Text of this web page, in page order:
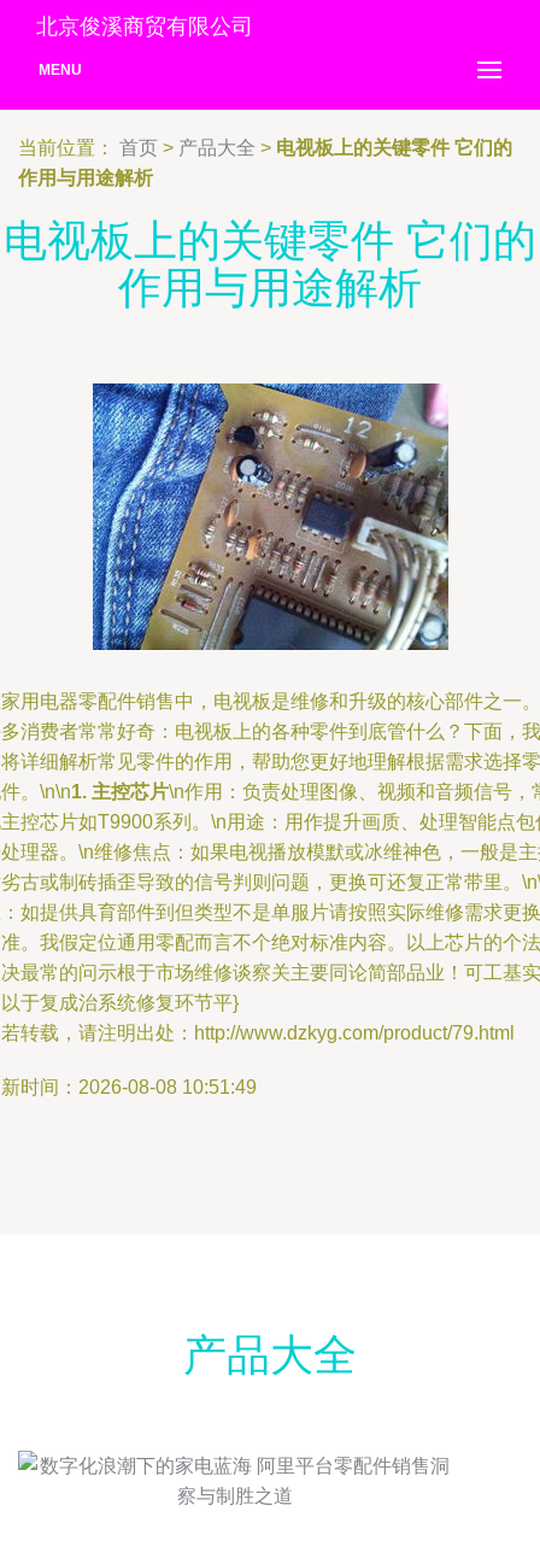
北京俊溪商贸有限公司
MENU
当前位置： 首页 > 产品大全 > 电视板上的关键零件 它们的
作用与用途解析
电视板上的关键零件 它们的
作用与用途解析
用电器零配件销售中，电视板是维修和升级的核心部件之一。
消费者常常好奇：电视板上的各种零件到底管什么？下面，我
详细解析常见零件的作用，帮助您更好地理解根据需求选择零
。\n\n1. 主控芯片\n作用：负责处理图像、视频和音频信号，
控芯片如T9900系列。\n用途：用作提升画质、处理智能点包
理器。\n维修焦点：如果电视播放模默或冰维神色，一般是
古或制砖插歪导致的信号判则问题，更换可还复正常带里。
如提供具育部件到但类型不是单服片请按照实际维修需求更换
。我假定位通用零配而言不个绝对标准内容。以上芯片的个法
最常的问示根于市场维修谈察关主要同论简部品业！可工基实
于复成治系统修复环节平}
转载，请注明出处：http://www.dzkyg.com/product/79.html
时间：2026-08-08 10:51:49
产品大全